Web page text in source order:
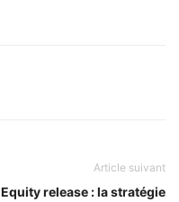
Article suivant
Equity release : la stratégie